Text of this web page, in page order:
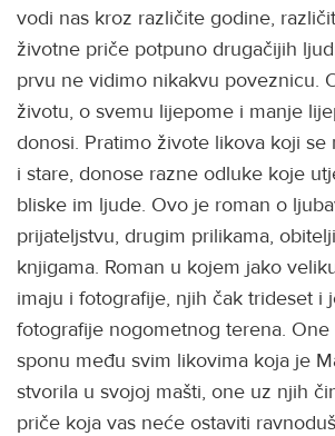
vodi nas kroz različite godine,
životne priče potpuno drugačijih
prvu ne vidimo nikakvu poveznicu.
životu, o svemu lijepome i manje
donosi. Pratimo živote likova koji se
i stare, donose razne odluke koje
bliske im ljude. Ovo je roman o
prijateljstvu, drugim prilikama,
knjigama. Roman u kojem jako
imaju i fotografije, njih čak trideset i
fotografije nogometnog terena.
sponu među svim likovima koja je
stvorila u svojoj mašti, one uz njih
priče koja vas neće ostaviti